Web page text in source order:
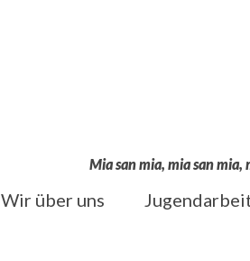
Mia san mia, mia san
Wir über uns